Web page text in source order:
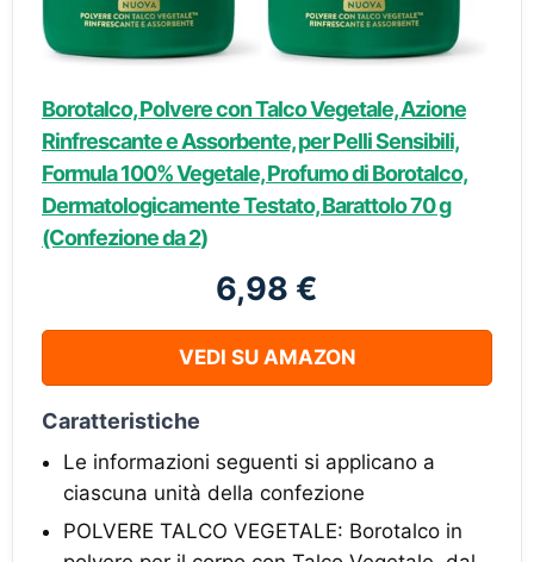
Borotalco, Polvere con Talco Vegetale, Azione
Rinfrescante e Assorbente, per Pelli Sensibili,
Formula 100% Vegetale, Profumo di Borotalco,
Dermatologicamente Testato, Barattolo 70 g
(Confezione da 2)
6,98 €
VEDI SU AMAZON
Caratteristiche
Le informazioni seguenti si applicano a
ciascuna unità della confezione
POLVERE TALCO VEGETALE: Borotalco in